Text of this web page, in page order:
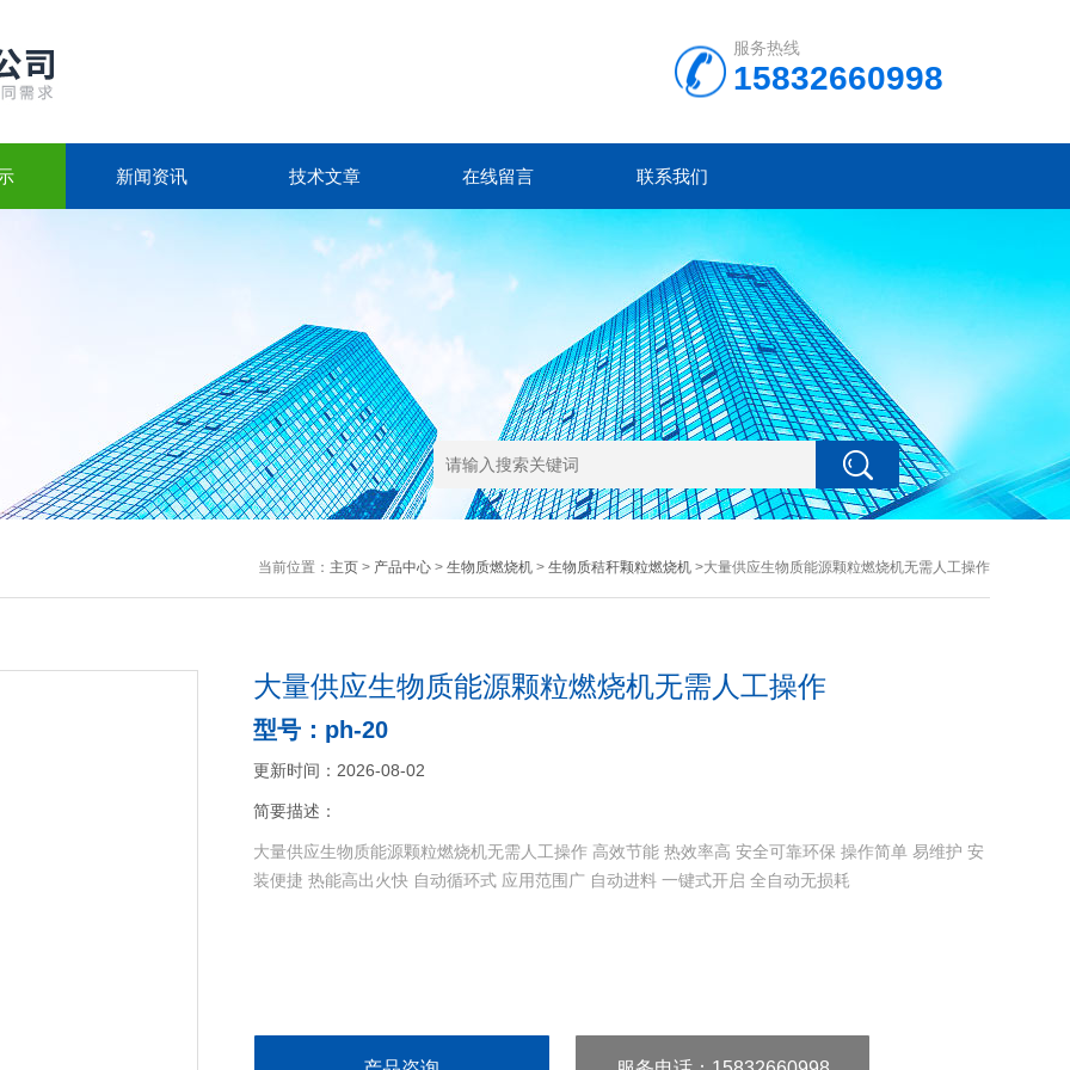
服务热线
15832660998
新闻资讯 技术文章 在线留言 联系我们
当前位置： 主页> 产品中心> 生物质燃烧机> 生物质秸秆颗粒燃烧机>大量供应生物质能源颗粒燃烧机无需人工操作
大量供应生物质能源颗粒燃烧机无需人工操作
型号：ph-20
更新时间：2026-08-02
简要描述：
大量供应生物质能源颗粒燃烧机无需人工操作 高效节能 热效率高 安全可靠环保 操作简单 易维护 安
装便捷 热能高出火快 自动循环式 应用范围广 自动进料 一键式开启 全自动无损耗